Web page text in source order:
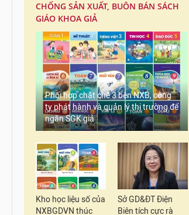
CHỐNG SẢN XUẤT, BUÔN BÁN SÁCH
GIÁO KHOA GIẢ
Phối hợp chặt chẽ 3 bên NXB, công
ty phát hành và quản lý thị trường để
ngăn SGK giả
Kho học liệu số của
NXBGDVN thúc
Sở GD&ĐT Điện
Biên tích cực rà